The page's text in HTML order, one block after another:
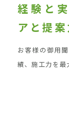
経験と
アと提案
お客様の御用
績、施工力を最